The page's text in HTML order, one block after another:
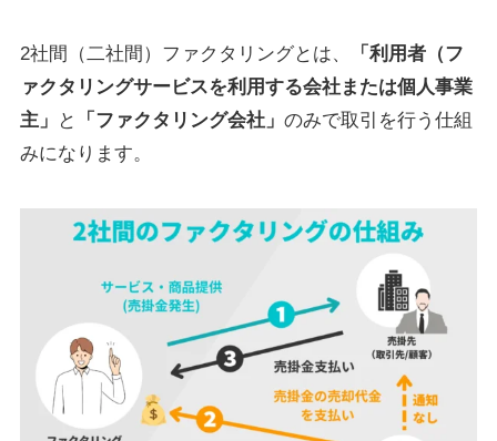
2社間（二社間）ファクタリングとは、
「利用者（フ
ァクタリングサービスを利用する会社または個人事業
主」
と 「ファクタリング会社」 のみで取引を行う仕組
みになります。